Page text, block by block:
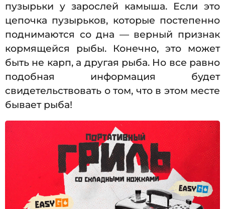
пузырьки у зарослей камыша. Если это
цепочка пузырьков, которые постепенно
поднимаются со дна — верный признак
кормящейся рыбы. Конечно, это может
быть не карп, а другая рыба. Но все равно
подобная информация будет
свидетельствовать о том, что в этом месте
бывает рыба!